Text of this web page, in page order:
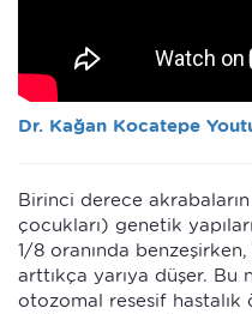
Dr. Kağan Kocatepe
Birinci derece
çocukları) genetik
1/8 oranında
arttıkça yarıya düşer.
otozomal resesif hastalık